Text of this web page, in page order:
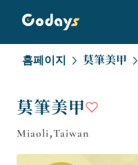
홈페이지 莫筆美甲
莫筆美甲
Miaoli,Taiwan